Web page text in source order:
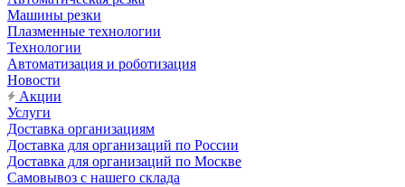
Машины резки
Плазменные технологии
Технологии
Автоматизация и роботизация
Новости
Акции
Услуги
Доставка организациям
Доставка для организаций по России
Доставка для организаций по Москве
Самовывоз с нашего склада